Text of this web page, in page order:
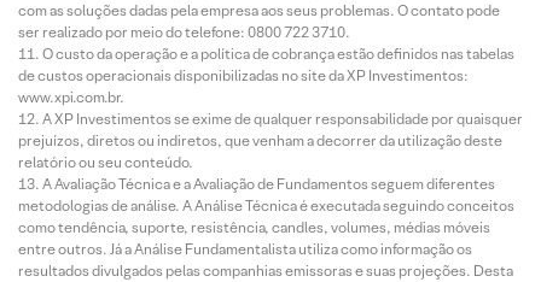
com as soluções dadas pela empresa aos seus problemas. O contato pode
ser realizado por meio do telefone: 0800 722 3710.
O custo da operação e a política de cobrança estão definidos nas tabelas
de custos operacionais disponibilizadas no site da XP Investimentos:
www.xpi.com.br.
A XP Investimentos se exime de qualquer responsabilidade por quaisquer
prejuízos, diretos ou indiretos, que venham a decorrer da utilização deste
relatório ou seu conteúdo.
A Avaliação Técnica e a Avaliação de Fundamentos seguem diferentes
metodologias de análise. A Análise Técnica é executada seguindo conceitos
como tendência, suporte, resistência, candles, volumes, médias móveis
entre outros. Já a Análise Fundamentalista utiliza como informação os
resultados divulgados pelas companhias emissoras e suas projeções. Desta